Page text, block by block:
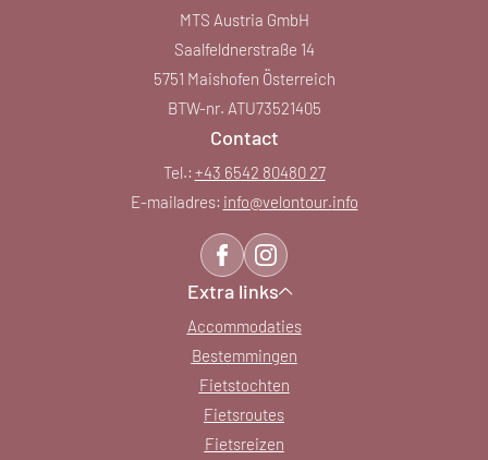
MTS Austria GmbH
Saalfeldnerstraße 14
5751 Maishofen Österreich
BTW-nr. ATU73521405
Contact
Tel.: +43 6542 80480 27
E-mailadres: info@velontour.info
Extra links
Accommodaties
Bestemmingen
Fietstochten
Fietsroutes
Fietsreizen